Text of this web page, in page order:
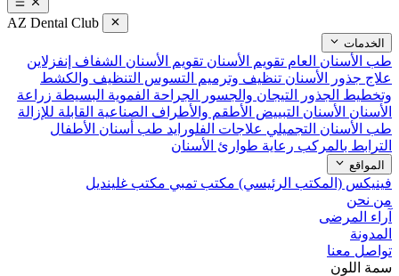
AZ Dental Club
الخدمات
طب الأسنان العام تقويم الأسنان تقويم الأسنان الشفاف إنفزلاين
علاج جذور الأسنان تنظيف وترميم التسوس التنظيف والكشط
وتخطيط الجذور
التيجان والجسور الجراحة الفموية البسيطة زراعة
الأسنان الأسنان التبييض الأطقم والأطراف الصناعية القابلة للإزالة
طب الأسنان التجميلي علاجات الفلورايد طب أسنان الأطفال
الترابط بالمركب رعاية طوارئ الأسنان
المواقع
فينيكس (المكتب الرئيسي) مكتب تمبي مكتب غلينديل
من نحن
آراء المرضى
المدونة
تواصل معنا
سمة اللون